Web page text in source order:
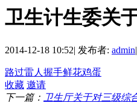
卫生计生委关
2014-12-18 10:52| 发布者: admin|
路过雷人 握手鲜花鸡蛋
收藏 邀请
下一篇： 卫生厅关于对三级综